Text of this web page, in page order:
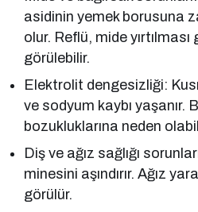
asidinin yemek borusuna
olur. Reflü, mide
görülebilir.
Elektrolit dengesizliği:
ve sodyum kaybı yaşanır.
bozukluklarına neden
Diş ve ağız sağlığı
minesini aşındırır. Ağız
görülür.